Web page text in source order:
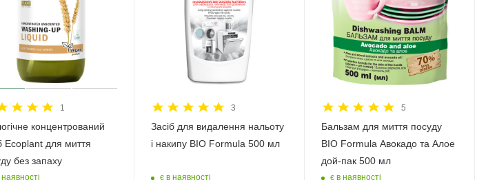
1
концентрований
Ecoplant для миття
без запаху
наявності
3
Засіб для видалення нальоту
і накипу BIO Formula 500 мл
є в наявності
5
Бальзам для миття посуду
BIO Formula Авокадо та Алое
дой-пак 500 мл
є в наявності